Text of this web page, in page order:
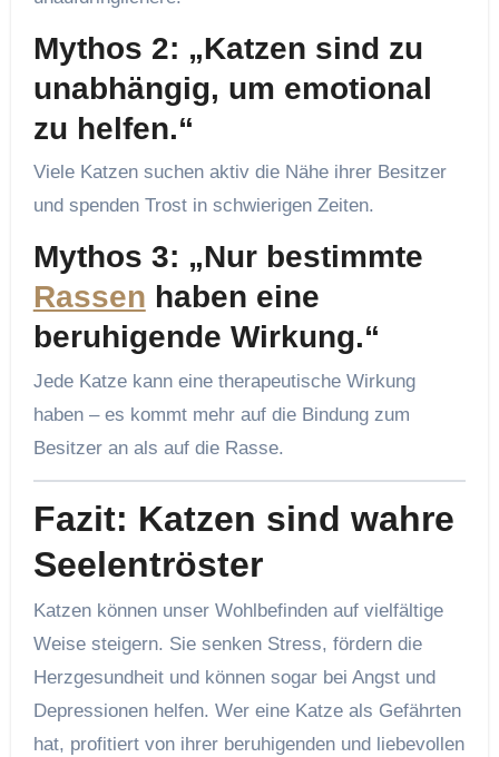
Mythos 2: „Katzen sind zu
unabhängig, um emotional
zu helfen.“
Viele Katzen suchen aktiv die Nähe ihrer Besitzer
und spenden Trost in schwierigen Zeiten.
Mythos 3: „Nur bestimmte
Rassen haben eine
beruhigende Wirkung.“
Jede Katze kann eine therapeutische Wirkung
haben – es kommt mehr auf die Bindung zum
Besitzer an als auf die Rasse.
Fazit: Katzen sind wahre
Seelentröster
Katzen können unser Wohlbefinden auf vielfältige
Weise steigern. Sie senken Stress, fördern die
Herzgesundheit und können sogar bei Angst und
Depressionen helfen. Wer eine Katze als Gefährten
hat, profitiert von ihrer beruhigenden und liebevollen